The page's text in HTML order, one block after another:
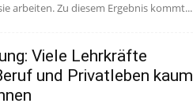
arbeiten. Zu diesem Ergebnis kommt...
Viele Lehrkräfte
und Privatleben kaum